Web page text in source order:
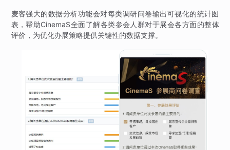
麦客强大的数据分析功能会对每类调研问卷输出可视化的统计图
表，帮助CinemaS全面了解各类参会人群对于展会各方面的整体
评价，为优化办展策略提供关键性的数据支撑。